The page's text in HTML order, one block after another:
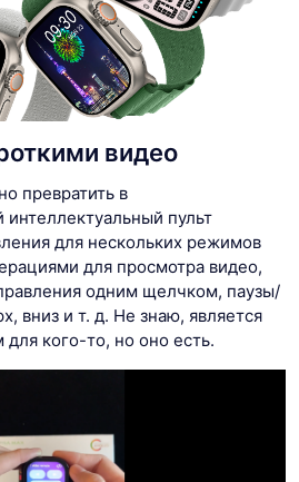
видео
превратить в
пульт
для нескольких режимов
для просмотра видео,
одним щелчком, паузы/
вниз и т. д. Не знаю, является
кого-то, но оно есть.